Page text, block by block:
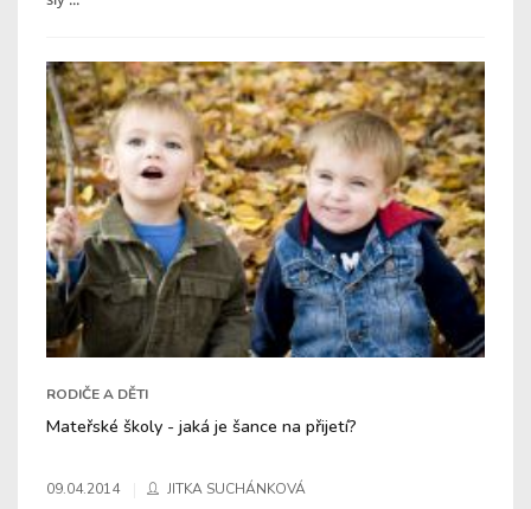
RODIČE A DĚTI
Mateřské školy - jaká je šance na přijetí?
09.04.2014 JITKA SUCHÁNKOVÁ